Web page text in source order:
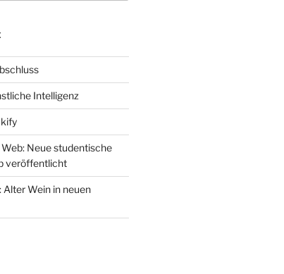
Intelligenz
Neue studentische
veröffentlicht
Wein in neuen